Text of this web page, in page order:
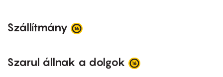
Szállítmány
Szarul állnak a dolgok